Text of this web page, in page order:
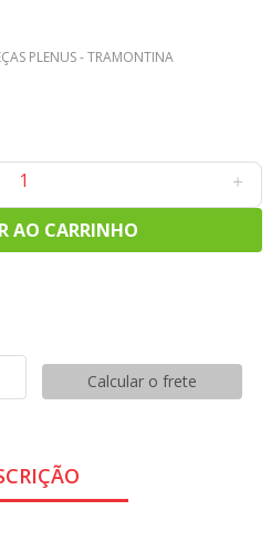
PLENUS - TRAMONTINA
＋
AO CARRINHO
Calcular o frete